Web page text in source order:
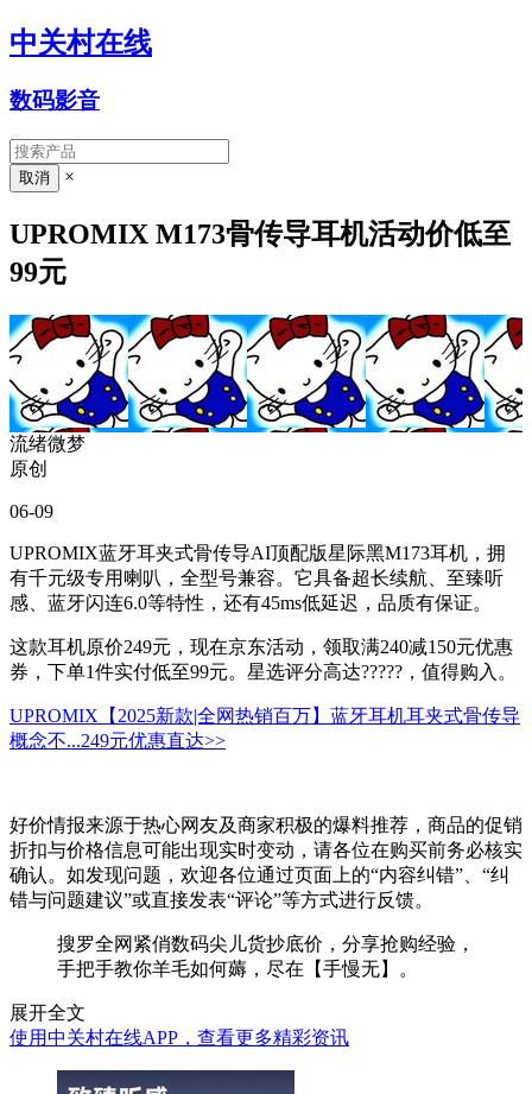
中关村在线
数码影音
×
UPROMIX M173骨传导耳机活动价低至
99元
流绪微梦
原创
06-09
UPROMIX蓝牙耳夹式骨传导AI顶配版星际黑M173耳机，拥
有千元级专用喇叭，全型号兼容。它具备超长续航、至臻听
感、蓝牙闪连6.0等特性，还有45ms低延迟，品质有保证。
这款耳机原价249元，现在京东活动，领取满240减150元优惠
券，下单1件实付低至99元。星选评分高达?????，值得购入。
UPROMIX【2025新款|全网热销百万】蓝牙耳机耳夹式骨传导
概念不...249元优惠直达>>
好价情报来源于热心网友及商家积极的爆料推荐，商品的促销
折扣与价格信息可能出现实时变动，请各位在购买前务必核实
确认。如发现问题，欢迎各位通过页面上的“内容纠错”、“纠
错与问题建议”或直接发表“评论”等方式进行反馈。
搜罗全网紧俏数码尖儿货抄底价，分享抢购经验，
手把手教你羊毛如何薅，尽在【手慢无】。
展开全文
使用中关村在线APP，查看更多精彩资讯